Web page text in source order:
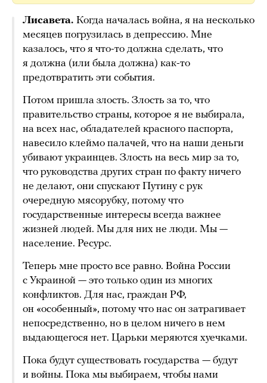
Лисавета. Когда началась война, я на несколько
месяцев погрузилась в депрессию. Мне
казалось, что я что-то должна сделать, что
я должна (или была должна) как-то
предотвратить эти события.
Потом пришла злость. Злость за то, что
правительство страны, которое я не выбирала,
на всех нас, обладателей красного паспорта,
навесило клеймо палачей, что на наши деньги
убивают украинцев. Злость на весь мир за то,
что руководства других стран по факту ничего
не делают, они спускают Путину с рук
очередную мясорубку, потому что
государственные интересы всегда важнее
жизней людей. Мы для них не люди. Мы —
население. Ресурс.
Теперь мне просто все равно. Война России
с Украиной — это только один из многих
конфликтов. Для нас, граждан РФ,
он «особенный», потому что нас он затрагивает
непосредственно, но в целом ничего в нем
выдающегося нет. Царьки меряются хуечками.
Пока будут существовать государства — будут
и войны. Пока мы выбираем, чтобы нами